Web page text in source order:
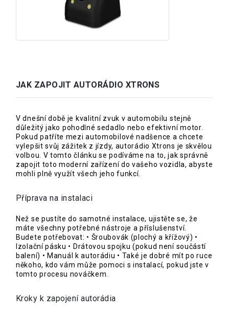
JAK ZAPOJIT AUTORÁDIO XTRONS
V dnešní době je kvalitní zvuk v automobilu stejně
důležitý jako pohodlné sedadlo nebo efektivní motor.
Pokud patříte mezi automobilové nadšence a chcete
vylepšit svůj zážitek z jízdy, autorádio Xtrons je skvělou
volbou. V tomto článku se podíváme na to, jak správně
zapojit toto moderní zařízení do vašeho vozidla, abyste
mohli plně využít všech jeho funkcí.
Příprava na instalaci
Než se pustíte do samotné instalace, ujistěte se, že
máte všechny potřebné nástroje a příslušenství.
Budete potřebovat: • Šroubovák (plochý a křížový) •
Izolační pásku • Drátovou spojku (pokud není součástí
balení) • Manuál k autorádiu • Také je dobré mít po ruce
někoho, kdo vám může pomoci s instalací, pokud jste v
tomto procesu nováčkem.
Kroky k zapojení autorádia